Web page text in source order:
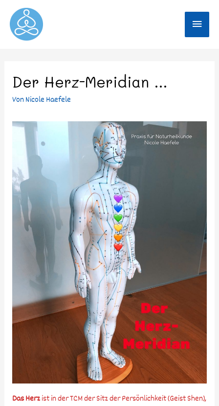
Der Herz-Meridian …
VonNicole Haefele
Das Herzist in der TCM der Sitz der Persönlichkeit (Geist Shen),